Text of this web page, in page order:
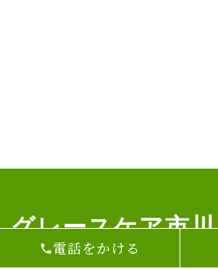
グレースケア市川
医療法人社団泰正会
電話をかける